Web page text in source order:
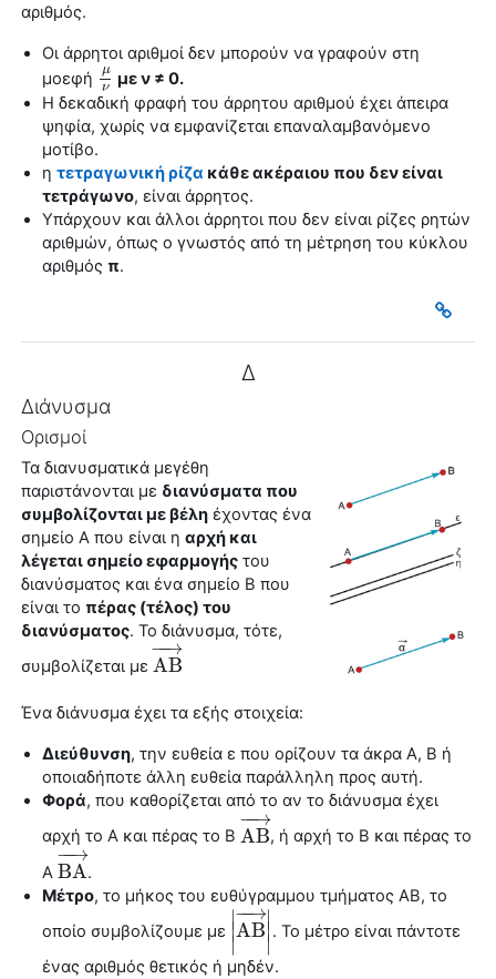
αριθμός.
Οι άρρητοι αριθμοί δεν μπορούν να γραφούν στη
μοεφή
μ
ν
μνμε ν ≠ 0.
Η δεκαδική φραφή του άρρητου αριθμού έχει άπειρα
ψηφία, χωρίς να εμφανίζεται επαναλαμβανόμενο
μοτίβο.
ητετραγωνική ρίζα κάθε ακέραιου που δεν είναι
τετράγωνο, είναι άρρητος.
Υπάρχουν και άλλοι άρρητοι που δεν είναι ρίζες ρητών
αριθμών, όπως ο γνωστός από τη μέτρηση του κύκλου
αριθμός π.
Δ
Διάνυσμα
Ορισμοί
Τα διανυσματικά μεγέθη
παριστάνονται με διανύσματα που
συμβολίζονται με βέλη έχοντας ένα
σημείο Α που είναι η αρχή και
λέγεται σημείο εφαρμογής του
διανύσματος και ένα σημείο Β που
είναι το πέρας (τέλος) του
διανύσματος. Το διάνυσμα, τότε,
συμβολίζεται με AB
−→
−
AB→
Ένα διάνυσμα έχει τα εξής στοιχεία:
Διεύθυνση, την ευθεία ε που ορίζουν τα άκρα Α, Β ή
οποιαδήποτε άλλη ευθεία παράλληλη προς αυτή.
Φορά, που καθορίζεται από το αν τοδιάνυσμα έχει
αρχή το Α και πέρας το Β AB
−→
−
AB→, ή αρχή το Β και πέρας το
ΑBA
−→
−
BA→.
Μέτρο, το μήκος του ευθύγραμμου τμήματος ΑΒ, το
οποίο συμβολίζουμε με
∣
∣
∣AB
−→
− ∣
∣
∣
|AB→|. Το μέτρο είναι πάντοτε
ένας αριθμός θετικός ή μηδέν.